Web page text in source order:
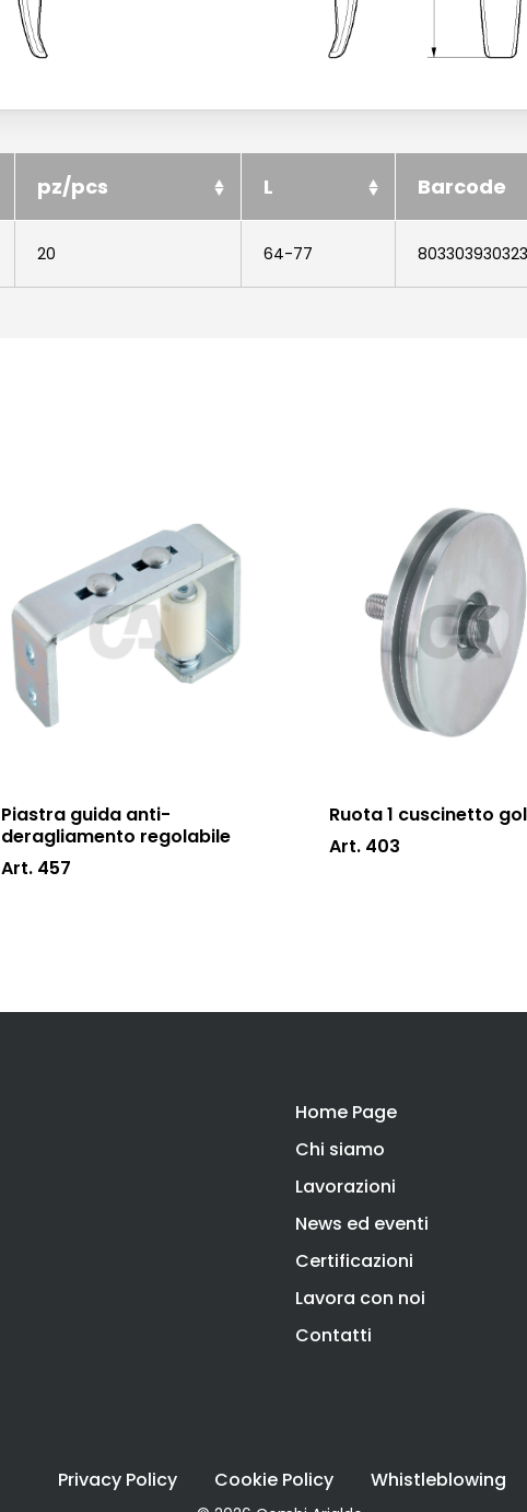
pz/pcs L Barcode
20 64-77
Piastra guida anti-
deragliamento regolabile
Art. 457
Ruota 1 cuscinetto
Art. 403
Home Page
Chi siamo
Lavorazioni
News ed eventi
Certificazioni
Lavora con noi
Contatti
Privacy Policy Cookie Policy Whistleblowing